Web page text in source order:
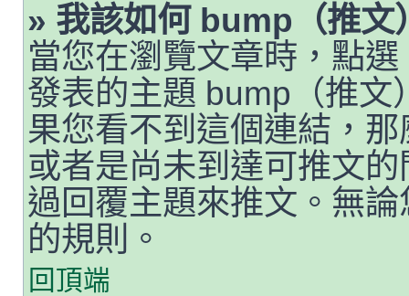
» 我該如何 bump（推文
當您在瀏覽文章時，點
發表的主題 bump（推文
果您看不到這個連結，
或者是尚未到達可推文
過回覆主題來推文。無
的規則。
回頂端